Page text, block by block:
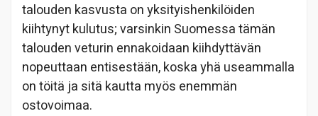
talouden kasvusta on yksityishenkilöiden
kiihtynyt kulutus; varsinkin Suomessa tämän
talouden veturin ennakoidaan kiihdyttävän
nopeuttaan entisestään, koska yhä useammalla
on töitä ja sitä kautta myös enemmän
ostovoimaa.